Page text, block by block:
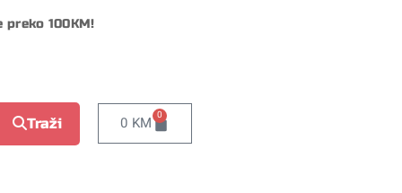
preko 100KM!
Traži 0 KM 0